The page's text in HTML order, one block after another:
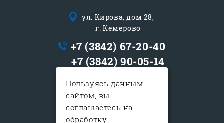
ул. Кирова, дом 28,
г. Кемерово
+7 (3842) 67-20-40
+7 (3842) 90-05-14
с 9:00 до 19:00
в субботу с 10:00-15:00
Пользуясь данным
сайтом, вы
соглашаетесь на
обработку